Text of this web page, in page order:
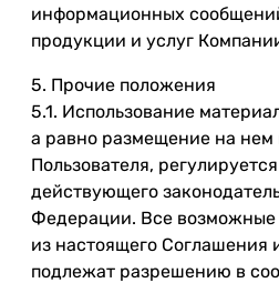
информационных
продукции и услуг
5. Прочие положения
5.1. Использование
а равно размещение на нем
Пользователя,
действующего
Федерации. Все
из настоящего Соглашения
подлежат разрешению в